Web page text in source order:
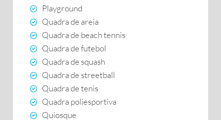
Playground
Quadra de areia
Quadra de beach tennis
Quadra de futebol
Quadra de squash
Quadra de streetball
Quadra de tenis
Quadra poliesportiva
Quiosque